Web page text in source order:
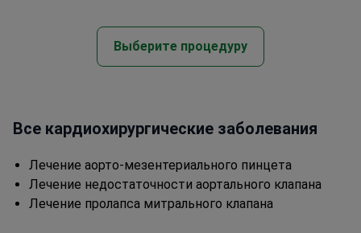
Выберите процедуру
Все кардиохирургические заболевания
Лечение аорто-мезентериального пинцета
Лечение недостаточности аортального клапана
Лечение пролапса митрального клапана